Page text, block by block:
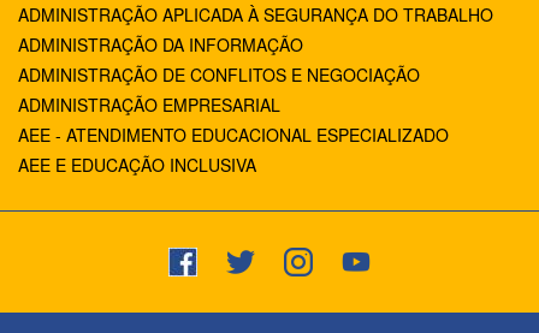
ADMINISTRAÇÃO APLICADA À SEGURANÇA DO TRABALHO
ADMINISTRAÇÃO DA INFORMAÇÃO
ADMINISTRAÇÃO DE CONFLITOS E NEGOCIAÇÃO
ADMINISTRAÇÃO EMPRESARIAL
AEE - ATENDIMENTO EDUCACIONAL ESPECIALIZADO
AEE E EDUCAÇÃO INCLUSIVA